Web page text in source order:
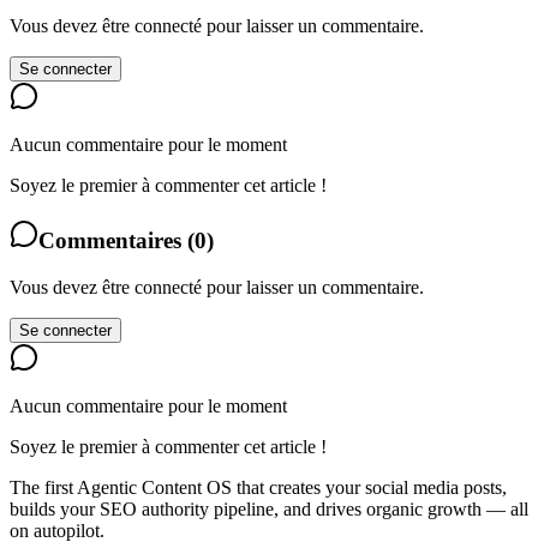
Vous devez être connecté pour laisser un commentaire.
Se connecter
Aucun commentaire pour le moment
Soyez le premier à commenter cet article !
Commentaires (0)
Vous devez être connecté pour laisser un commentaire.
Se connecter
Aucun commentaire pour le moment
Soyez le premier à commenter cet article !
The first Agentic Content OS that creates your social media posts,
builds your SEO authority pipeline, and drives organic growth — all
on autopilot.